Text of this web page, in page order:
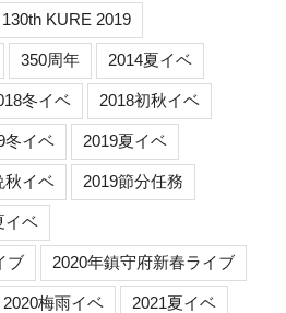
130th KURE 2019
350周年 2014夏イベ
冬イベ 2018初秋イベ
冬イベ 2019夏イベ
秋イベ 2019節分任務
イベ
ブ 2020年鎮守府新春ライブ
2020梅雨イベ 2021夏イベ